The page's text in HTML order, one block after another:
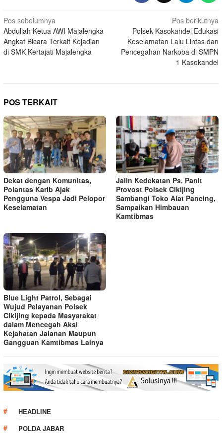
Navigasi
pos
Pos sebelumnya
Abdullah Ketua AWI Majalengka
Angkat Bicara Terkait Kejadian
di SMK Kertajati Majalengka
Pos berikutnya
Polsek Kasokandel Edukasi
Keselamatan Lalu Lintas dan
Pencegahan Narkoba di SMPN
1 Kasokandel
POS TERKAIT
Dekat dengan Komunitas,
Polantas Karib Ajak
Pengguna Vespa Jadi Pelopor
Keselamatan
Jalin Kedekatan Ps. Panit
Provost Polsek Cikijing
Sambangi Toko Alat Pancing,
Sampaikan Himbauan
Kamtibmas
Blue Light Patrol, Sebagai
Wujud Pelayanan Polsek
Cikijing kepada Masyarakat
dalam Mencegah Aksi
Kejahatan Jalanan Maupun
Gangguan Kamtibmas Lainya
HEADLINE
POLDA JABAR